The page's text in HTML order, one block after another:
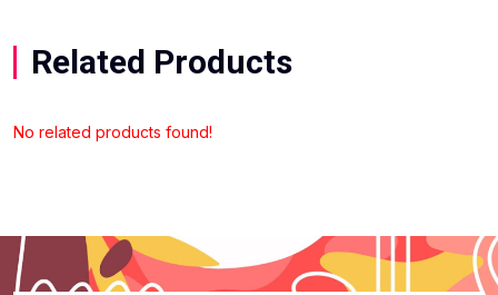
Related Products
No related products found!